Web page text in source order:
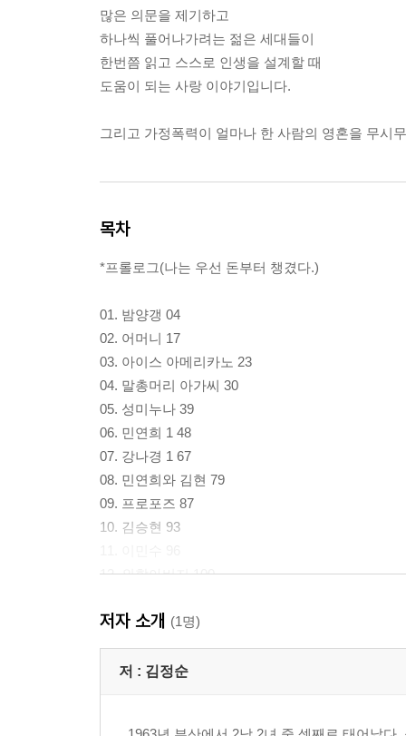
많은 의문을 제기하고
하나씩 풀어나가려는 젊은 세대들이
한번쯤 읽고 스스로 인생을 설계할 때
도움이 되는 사랑 이야기입니다.
그리고 가정폭력이 얼마나 한 사람의 영혼을 무시
목차
*프롤로그(나는 우선 돈부터 챙겼다.)
01. 밤양갱 04
02. 어머니 17
03. 아이스 아메리카노 23
04. 말총머리 아가씨 30
05. 성미누나 39
06. 민연희 1 48
07. 강나경 1 67
08. 민연희와 김현 79
09. 프로포즈 87
10. 김승현 93
12. 외할아버지 100
14. 진명숙 선생님 110
15. 민연희 2 114
16. 민연희와 강나경 119
저자 소개 (1명)
저 : 김정순